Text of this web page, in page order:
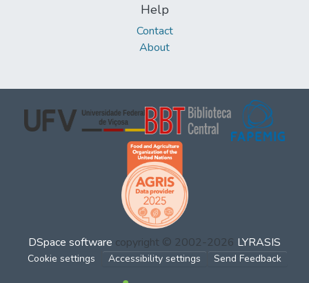
Help
Contact
About
DSpace software copyright © 2002-2026 LYRASIS
Cookie settings Accessibility settings Send Feedback